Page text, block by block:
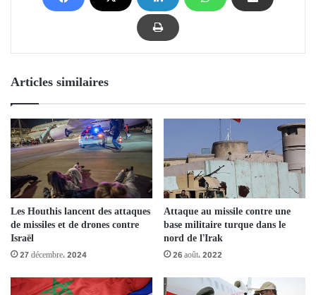
Articles similaires
Les Houthis lancent des attaques
de missiles et de drones contre
Israël
27 décembre، 2024
Attaque au missile contre une
base militaire turque dans le
nord de l’Irak
26 août، 2022